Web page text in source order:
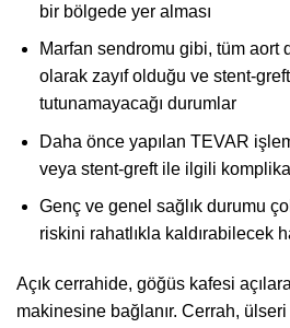
bir bölgede yer alması
Marfan sendromu gibi, tüm aort
olarak zayıf olduğu ve stent-
tutunamayacağı durumlar
Daha önce yapılan TEVAR
veya stent-greft ile ilgili
Genç ve genel sağlık durumu
riskini rahatlıkla kaldırabilecek
Açık cerrahide, göğüs kafesi
makinesine bağlanır. Cerrah, ülseri